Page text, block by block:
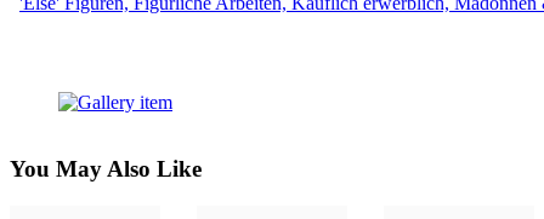
You May Also Like